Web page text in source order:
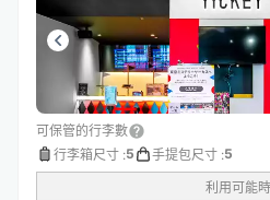
可保管的行李數
行李箱尺寸 :5 手提包尺寸 :5
利用可能